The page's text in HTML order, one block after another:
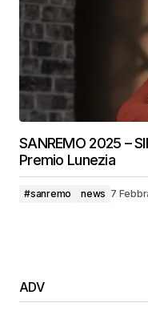
SANREMO 2025 –
Premio Lunezia
#sanremo news 7
ADV